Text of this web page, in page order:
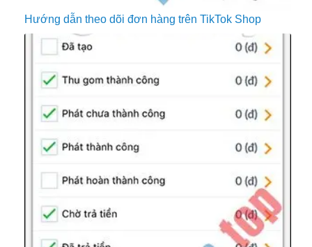
Hướng dẫn theo dõi đơn hàng trên TikTok Shop